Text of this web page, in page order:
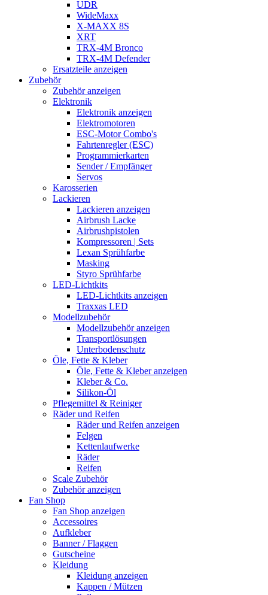
UDR
WideMaxx
X-MAXX 8S
XRT
TRX-4M Bronco
TRX-4M Defender
Ersatzteile anzeigen
Zubehör
Zubehör anzeigen
Elektronik
Elektronik anzeigen
Elektromotoren
ESC-Motor Combo's
Fahrtenregler (ESC)
Programmierkarten
Sender / Empfänger
Servos
Karosserien
Lackieren
Lackieren anzeigen
Airbrush Lacke
Airbrushpistolen
Kompressoren | Sets
Lexan Sprühfarbe
Masking
Styro Sprühfarbe
LED-Lichtkits
LED-Lichtkits anzeigen
Traxxas LED
Modellzubehör
Modellzubehör anzeigen
Transportlösungen
Unterbodenschutz
Öle, Fette & Kleber
Öle, Fette & Kleber anzeigen
Kleber & Co.
Silikon-Öl
Pflegemittel & Reiniger
Räder und Reifen
Räder und Reifen anzeigen
Felgen
Kettenlaufwerke
Räder
Reifen
Scale Zubehör
Zubehör anzeigen
Fan Shop
Fan Shop anzeigen
Accessoires
Aufkleber
Banner / Flaggen
Gutscheine
Kleidung
Kleidung anzeigen
Kappen / Mützen